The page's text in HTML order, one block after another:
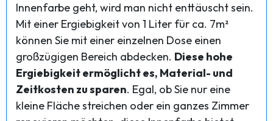
Innenfarbe geht, wird man nicht enttäuscht sein.
Mit einer Ergiebigkeit von 1 Liter für ca. 7m²
können Sie mit einer einzelnen Dose einen
großzügigen Bereich abdecken. Diese hohe
Ergiebigkeit ermöglicht es, Material- und
Zeitkosten zu sparen. Egal, ob Sie nur eine
kleine Fläche streichen oder ein ganzes Zimmer